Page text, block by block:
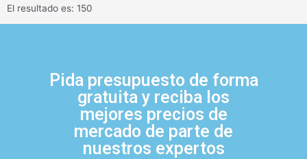
El resultado es: 150
Pida presupuesto de forma
gratuita y reciba los
mejores precios de
mercado de parte de
nuestros expertos